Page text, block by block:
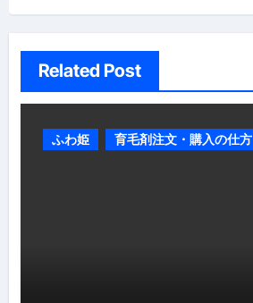
Related Post
ふわ姫 育毛剤注文・購入の仕方